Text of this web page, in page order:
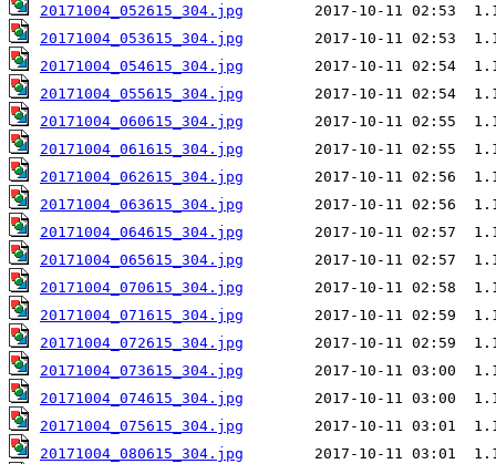
20171004_052615_304.jpg
20171004_053615_304.jpg
20171004_054615_304.jpg
20171004_055615_304.jpg
20171004_060615_304.jpg
20171004_061615_304.jpg
20171004_062615_304.jpg
20171004_063615_304.jpg
20171004_064615_304.jpg
20171004_065615_304.jpg
20171004_070615_304.jpg
20171004_071615_304.jpg
20171004_072615_304.jpg
20171004_073615_304.jpg
20171004_074615_304.jpg
20171004_075615_304.jpg
20171004_080615_304.jpg